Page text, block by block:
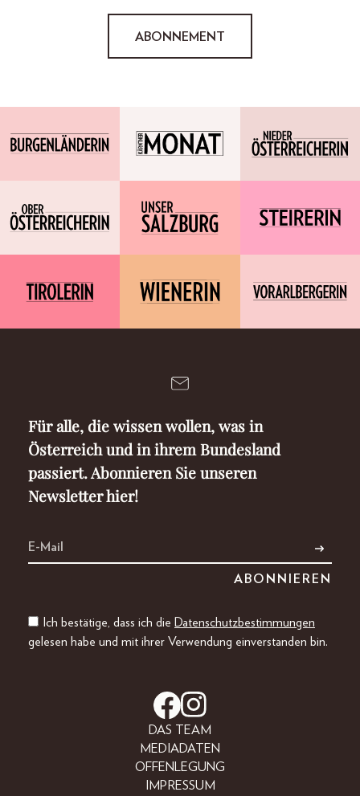
ABONNEMENT
Für alle, die wissen wollen, was in
Österreich und in ihrem Bundesland
passiert. Abonnieren Sie unseren
Newsletter hier!
Ich bestätige, dass ich die Datenschutzbestimmungen
gelesen habe und mit ihrer Verwendung einverstanden bin.
DAS TEAM
MEDIADATEN
OFFENLEGUNG
IMPRESSUM